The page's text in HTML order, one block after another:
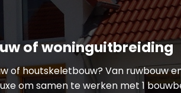
of woninguitbreiding
of houtskeletbouw? Van ruwbouw
om samen te werken met 1